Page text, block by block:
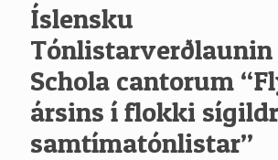
Íslensku
Tónlistarverðlaunin
Schola cantorum
ársins í flokki
samtímatónlistar”